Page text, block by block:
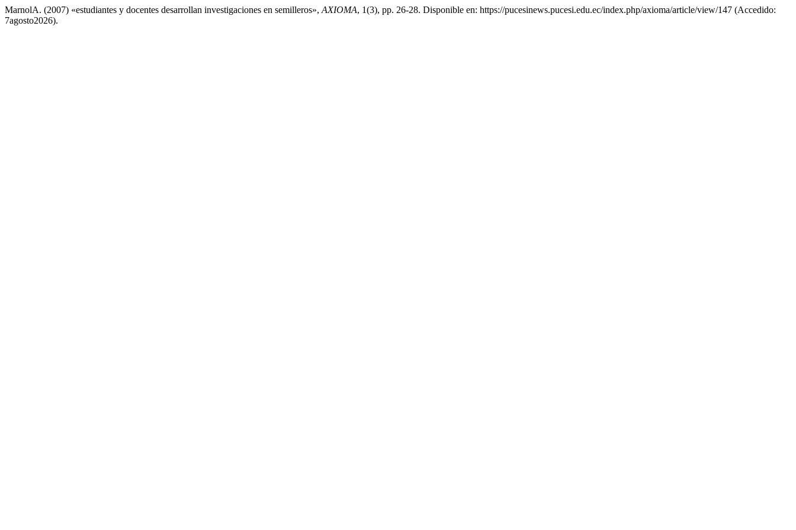
MarnolA. (2007) «estudiantes y docentes desarrollan investigaciones en semilleros», AXIOMA, 1(3), pp. 26-28. Disponible en: https://pucesinews.pucesi.edu.ec/index.php/axioma/article/view/147 (Accedido:
7agosto2026).